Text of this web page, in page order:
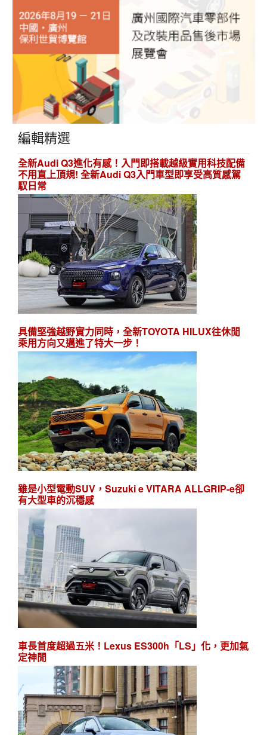
編輯精選
全新Audi Q3進化有感！入門即搭載越級實用科技配備
不用直上頂規! 全新Audi Q3入門車型即享受高質感駕
馭日常
具備堅強越野實力同時，全新TOYOTA HILUX往休閒
乘用方向又邁進了特大一步！
雖是小型電動SUV，Suzuki e VITARA ALLGRIP-e卻
有大型車的沉穩感
車長首度超過五米！Lexus ES300h「LS」化，更加氣
定神閒